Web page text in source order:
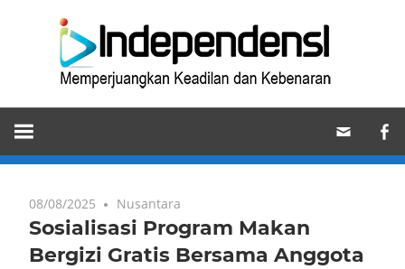
Memperjuangkan
Keadilan
dan
08/08/2025 Nusantara
Sosialisasi Program Makan
Bergizi Gratis Bersama Anggota